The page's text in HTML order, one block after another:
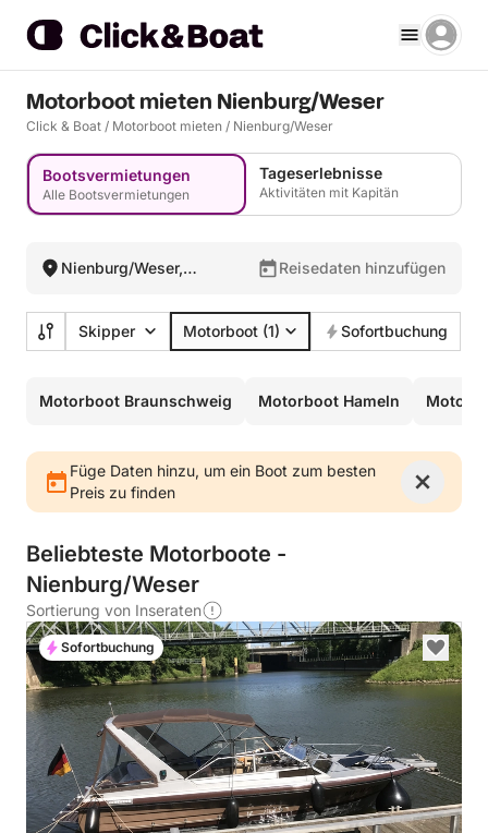
Motorboot mieten Nienburg/Weser
Click & Boat / Motorboot mieten / Nienburg/Weser
Bootsvermietungen
Alle Bootsvermietungen
Tageserlebnisse
Aktivitäten mit Kapitän
Nienburg/Weser,
Reisedaten hinzufügen
Skipper Motorboot (1) Sofortbuchung
Motorboot Braunschweig Motorboot Hameln
Füge Daten hinzu, um ein Boot zum besten
Preis zu finden
Beliebteste Motorboote -
Nienburg/Weser
Sortierung von Inseraten
Sofortbuchung